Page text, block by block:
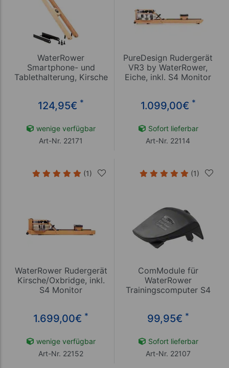
WaterRower
Smartphone- und
Tablethalterung, Kirsche
124,95€ *
wenige verfügbar
Art-Nr. 22171
PureDesign Rudergerät
VR3 by WaterRower,
Eiche, inkl. S4 Monitor
1.099,00€ *
Sofort lieferbar
Art-Nr. 22114
(1)
WaterRower Rudergerät
Kirsche/Oxbridge, inkl.
S4 Monitor
1.699,00€ *
wenige verfügbar
Art-Nr. 22152
(1)
ComModule für
WaterRower
Trainingscomputer S4
99,95€ *
Sofort lieferbar
Art-Nr. 22107